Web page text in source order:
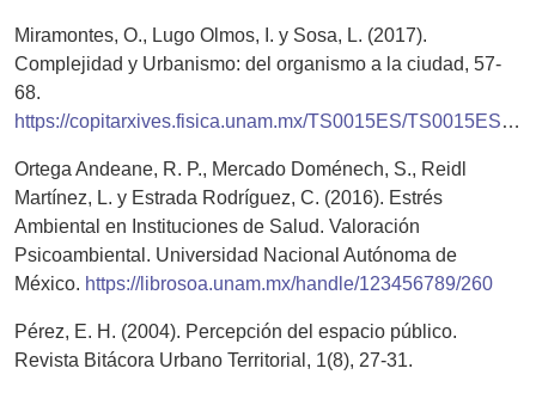
Miramontes, O., Lugo Olmos, I. y Sosa, L. (2017).
Complejidad y Urbanismo: del organismo a la ciudad, 57-
68.
https://copitarxives.fisica.unam.mx/TS0015ES/TS0015ES.html
Ortega Andeane, R. P., Mercado Doménech, S., Reidl
Martínez, L. y Estrada Rodríguez, C. (2016). Estrés
Ambiental en Instituciones de Salud. Valoración
Psicoambiental. Universidad Nacional Autónoma de
México. https://librosoa.unam.mx/handle/123456789/260
Pérez, E. H. (2004). Percepción del espacio público.
Revista Bitácora Urbano Territorial, 1(8), 27-31.